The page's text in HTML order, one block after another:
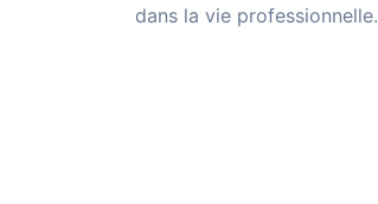
dans la vie professionnelle.